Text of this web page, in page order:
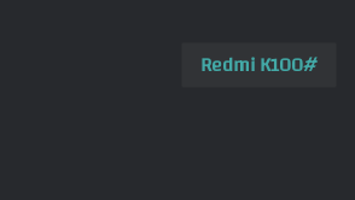
Redmi K100